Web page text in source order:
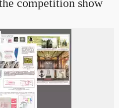
competition show